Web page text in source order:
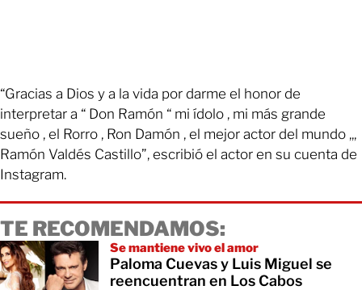
“Gracias a Dios y a la vida por darme el honor de
interpretar a “ Don Ramón “ mi ídolo , mi más grande
sueño , el Rorro , Ron Damón , el mejor actor del mundo ,,,
Ramón Valdés Castillo”, escribió el actor en su cuenta de
Instagram.
TE RECOMENDAMOS:
Se mantiene vivo el amor
Paloma Cuevas y Luis Miguel se
reencuentran en Los Cabos